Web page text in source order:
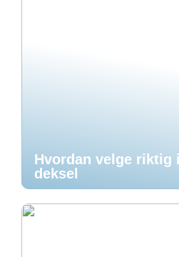
Hvordan velge riktig
deksel